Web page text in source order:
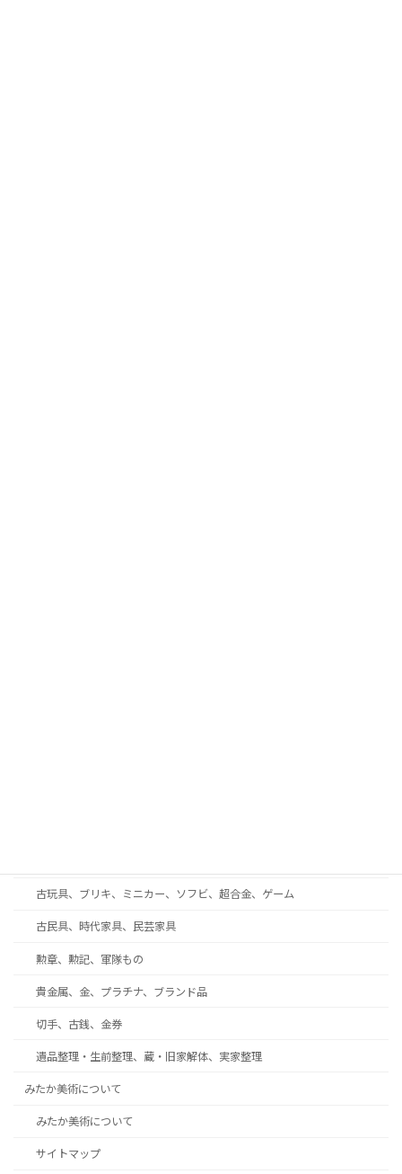
古玩具、ブリキ、ミニカー、ソフビ、超合金、ゲーム
古民具、時代家具、民芸家具
勲章、勲記、軍隊もの
貴金属、金、プラチナ、ブランド品
切手、古銭、金券
遺品整理・生前整理、蔵・旧家解体、実家整理
みたか美術について
みたか美術について
サイトマップ